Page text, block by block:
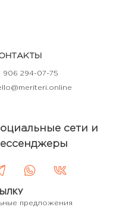
906 294-07-75
сети и
предложения